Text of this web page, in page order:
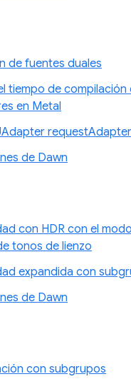
de fuentes duales
tiempo de compilación
en Metal
de Dawn
con HDR con el
tonos de lienzo
expandida con
de Dawn
con subgrupos